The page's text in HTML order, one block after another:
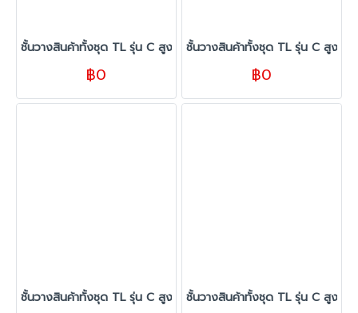
ชั้นวางสินค้าทั้งชุด TL รุ่น C สูง 120 cm. ยาว 440 cm. สีขาว
฿0
ชั้นวางสินค้าทั้งชุด TL รุ่น C สูง
฿0
ชั้นวางสินค้าทั้งชุด TL รุ่น C สูง 120 cm. ยาว 260 cm. สีขาว
ชั้นวางสินค้าทั้งชุด TL รุ่น C สูง